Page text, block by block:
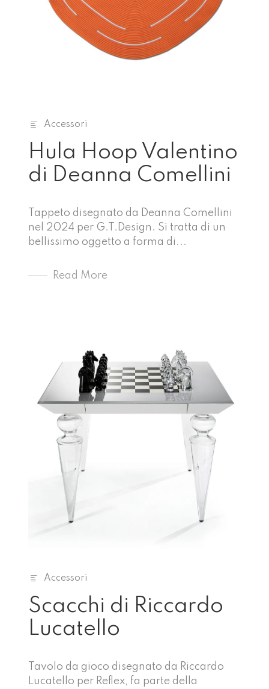
Accessori
Hula Hoop Valentino
di Deanna Comellini
Tappeto disegnato da Deanna Comellini
nel 2024 per G.T.Design. Si tratta di un
bellissimo oggetto a forma di...
Read More
Accessori
Scacchi di Riccardo
Lucatello
Tavolo da gioco disegnato da Riccardo
Lucatello per Reflex, fa parte della